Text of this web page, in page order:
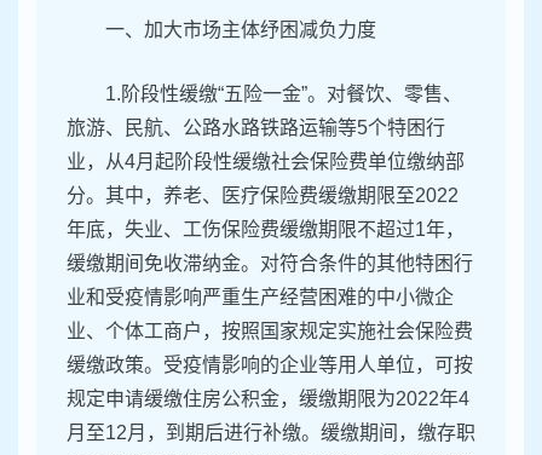
一、加大市场主体纾困减负力度
1.阶段性缓缴“五险一金”。对餐饮、零售、
旅游、民航、公路水路铁路运输等5个特困行
业，从4月起阶段性缓缴社会保险费单位缴纳部
分。其中，养老、医疗保险费缓缴期限至2022
年底，失业、工伤保险费缓缴期限不超过1年，
缓缴期间免收滞纳金。对符合条件的其他特困行
业和受疫情影响严重生产经营困难的中小微企
业、个体工商户，按照国家规定实施社会保险费
缓缴政策。受疫情影响的企业等用人单位，可按
规定申请缓缴住房公积金，缓缴期限为2022年4
月至12月，到期后进行补缴。缓缴期间，缴存职